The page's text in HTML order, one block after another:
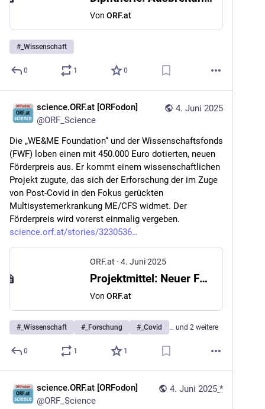
Von ORF.at
# _Wissenschaft
0 1 0
4. Juni 2025
science.ORF.at [ORFodon]
@ORF_Science
Die „WE&ME Foundation“ und der Wissenschaftsfonds
(FWF) loben einen mit 450.000 Euro dotierten, neuen
Förderpreis aus. Er kommt einem wissenschaftlichen
Projekt zugute, das sich der Erforschung der im Zuge
von Post-Covid in den Fokus gerückten
Multisystemerkrankung ME/CFS widmet. Der
Förderpreis wird vorerst einmalig vergeben.
science.orf.at/stories/3230536
ORF.at · 4. Juni 2025
Projektmittel: Neuer Förderpreis für ME/CFS-Forschung
Von ORF.at
# _Wissenschaft # _Forschung # _Covid … und 2 weitere
0 1 1
4. Juni 2025 *
science.ORF.at [ORFodon]
@ORF_Science